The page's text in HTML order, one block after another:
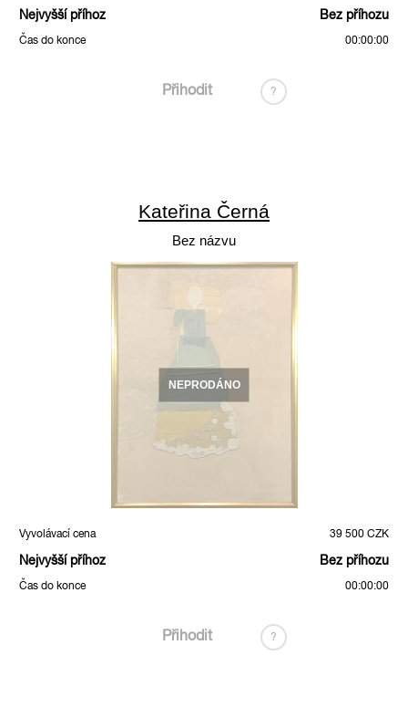
Nejvyšší příhoz Bez příhozu
Čas do konce 00:00:00
Přihodit ?
Kateřina Černá
Bez názvu
NEPRODÁNO
Vyvolávací cena 39 500 CZK
Nejvyšší příhoz Bez příhozu
Čas do konce 00:00:00
Přihodit ?